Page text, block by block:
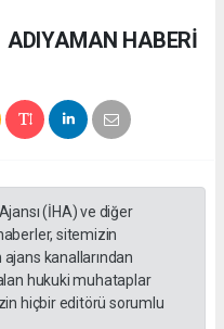
ADIYAMAN HABERİ
(İHA) ve diğer
sitemizin
kanallarından
hukuki muhataplar
hiçbir editörü sorumlu